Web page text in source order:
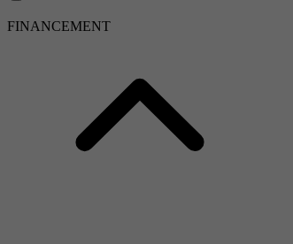
FINANCEMENT